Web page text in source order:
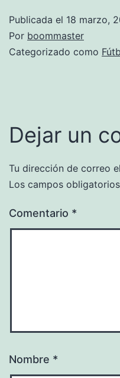
Publicada el 18 marzo,
Por boommaster
Categorizado como
Dejar un
Tu dirección de correo
Los campos
Comentario *
Nombre *